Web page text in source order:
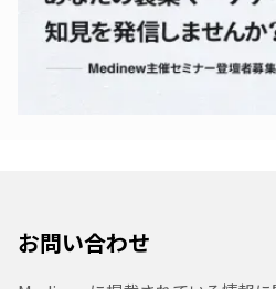
お問い合わせ